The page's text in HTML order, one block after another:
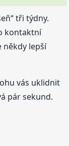
tři týdny.
kontaktní
někdy lepší
vás uklidnit
pár sekund.